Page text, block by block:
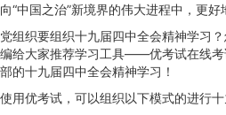
向“中国之治”新境界的伟大进程中，更好
党组织要组织十九届四中全会精神学习
编给大家推荐学习工具——优考试在线考
部的十九届四中全会精神学习！
使用优考试，可以组织以下模式的进行十